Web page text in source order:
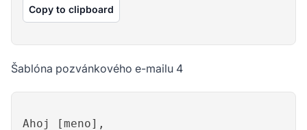
Copy to clipboard
Šablóna pozvánkového e-mailu 4
Ahoj [meno],